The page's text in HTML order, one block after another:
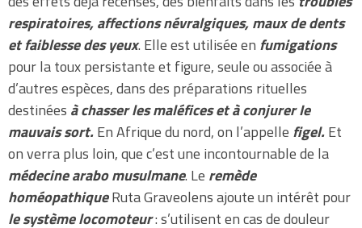
respiratoires, affections névralgiques, maux de dents
et faiblesse des yeux. Elle est utilisée en fumigations
pour la toux persistante et figure, seule ou associée à
d’autres espèces, dans des préparations rituelles
destinées à chasser les maléfices et à conjurer Ie
mauvais sort.En Afrique du nord, on l’appelle figel.Et
on verra plus loin, que c’est une incontournable de la
médecine arabo musulmane. Le remède
homéopathiqueRuta Graveolens ajoute un intérêt pour
le système locomoteur: s’utilisent en cas de douleur